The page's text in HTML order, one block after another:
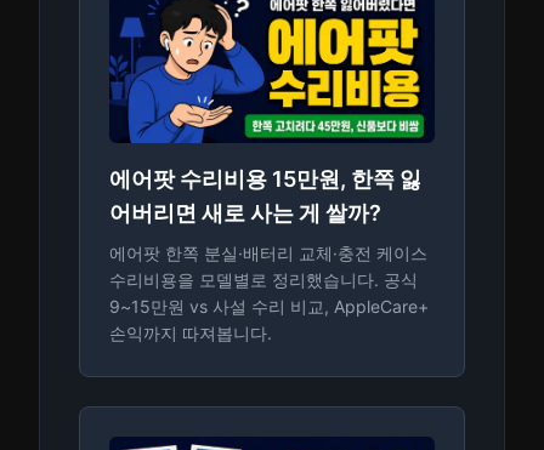
에어팟 수리비용 15만원, 한쪽 잃
어버리면 새로 사는 게 쌀까?
에어팟 한쪽 분실·배터리 교체·충전 케이스
수리비용을 모델별로 정리했습니다. 공식
9~15만원 vs 사설 수리 비교, AppleCare+
손익까지 따져봅니다.